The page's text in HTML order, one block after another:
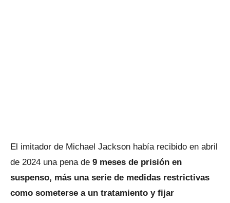
El imitador de Michael Jackson había recibido en abril
de 2024 una pena de 9 meses de prisión en
suspenso, más una serie de medidas restrictivas
como someterse a un tratamiento y fijar